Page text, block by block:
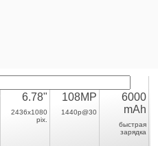
6.78"
2436x1080
pix.
108MP
1440p@30
6000
mAh
быстрая
зарядка